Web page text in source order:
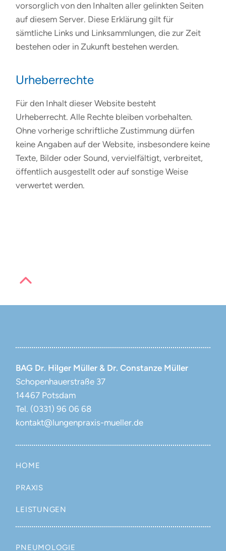
vorsorglich von den Inhalten aller gelinkten Seiten
auf diesem Server. Diese Erklärung gilt für
sämtliche Links und Linksammlungen, die zur Zeit
bestehen oder in Zukunft bestehen werden.
Urheberrechte
Für den Inhalt dieser Website besteht
Urheberrecht. Alle Rechte bleiben vorbehalten.
Ohne vorherige schriftliche Zustimmung dürfen
keine Angaben auf der Website, insbesondere keine
Texte, Bilder oder Sound, vervielfältigt, verbreitet,
öffentlich ausgestellt oder auf sonstige Weise
verwertet werden.
BAG Dr. Hilger Müller & Dr. Constanze Müller
Schopenhauerstraße 37
14467 Potsdam
Tel. (0331) 96 06 68
kontakt@lungenpraxis-mueller.de
HOME
PRAXIS
LEISTUNGEN
PNEUMOLOGIE